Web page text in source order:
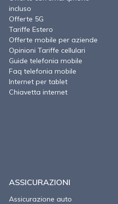
incluso
Offerte 5G
Tariffe Estero
Offerte mobile per aziende
Opinioni Tariffe cellulari
Guide telefonia mobile
Faq telefonia mobile
Internet per tablet
Chiavetta internet
ASSICURAZIONI
Assicurazione auto